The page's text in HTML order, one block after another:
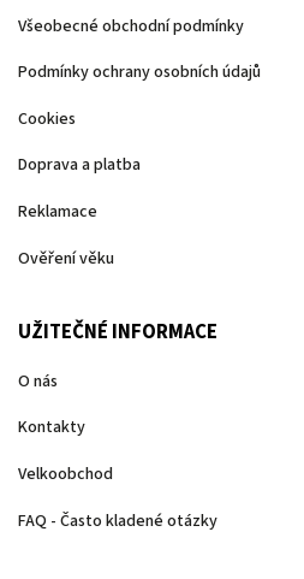
Všeobecné obchodní podmínky
Podmínky ochrany osobních údajů
Cookies
Doprava a platba
Reklamace
Ověření věku
UŽITEČNÉ INFORMACE
O nás
Kontakty
Velkoobchod
FAQ - Často kladené otázky